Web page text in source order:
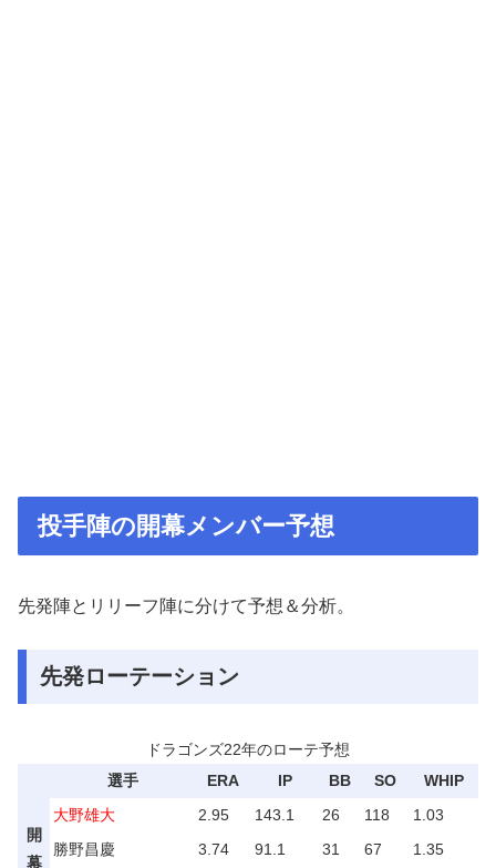
投手陣の開幕メンバー予想
先発陣とリリーフ陣に分けて予想＆分析。
先発ローテーション
ドラゴンズ22年のローテ予想
選手
ERA IP BB SO WHIP
開
幕
大野雄大 2.95 143.1 26 118
1.03
勝野昌慶
3.74 91.1 31 67 1.35